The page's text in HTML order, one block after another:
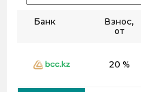
Банк
Взнос,
от
20 %